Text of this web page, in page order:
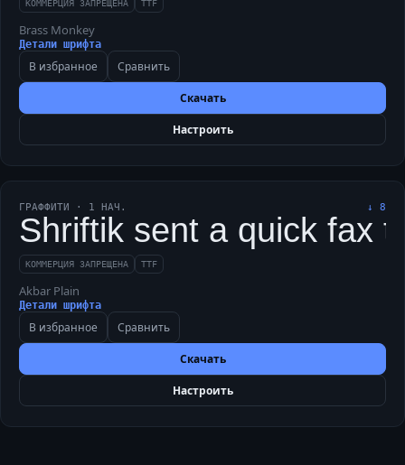
КОММЕРЦИЯ ЗАПРЕЩЕНА TTF
Brass Monkey
Детали шрифта
В избранное Сравнить
Скачать
Настроить
ГРАФФИТИ · 1 НАЧ. ↓ 8
Shriftik sent a quick fax
КОММЕРЦИЯ ЗАПРЕЩЕНА TTF
Akbar Plain
Детали шрифта
В избранное Сравнить
Скачать
Настроить